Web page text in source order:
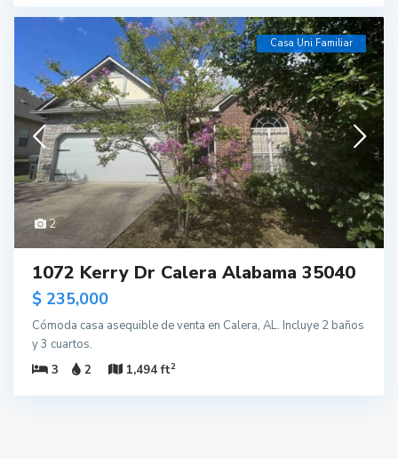
2
Casa Uni Familiar
1072 Kerry Dr Calera Alabama 35040
$ 235,000
Cómoda casa asequible de venta en Calera, AL. Incluye 2 baños
y 3 cuartos.
3
2 1,494 ft2